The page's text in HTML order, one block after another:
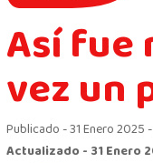
Así fue
vez un
Publicado - 31 Enero 2025 -
Actualizado - 31 Enero